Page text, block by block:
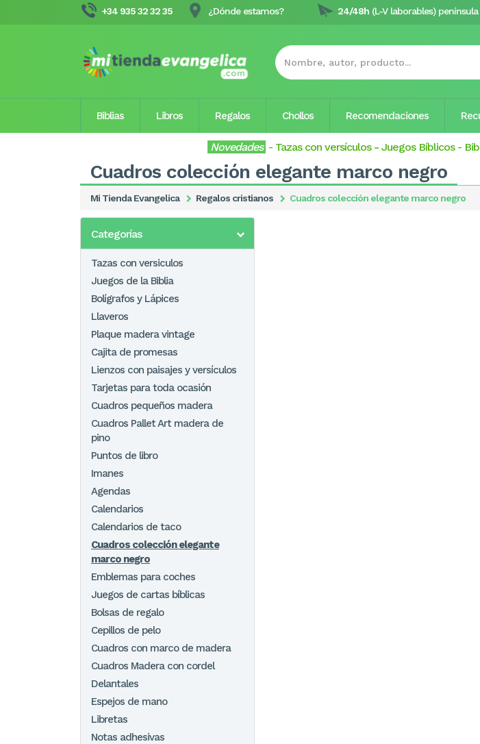
+34 935 32 32 35 ¿Dónde estamos? 24/48h (L-V laborables) península
Biblias Libros Regalos Chollos Recomendaciones
Novedades - Tazas con versículos- Juegos Bíblicos-
Cuadros colección elegante marco negro
Mi Tienda Evangelica Regalos cristianos Cuadros colección elegante marco negro
Categorías
Tazas con versiculos
Juegos de la Biblia
Bolígrafos y Lápices
Llaveros
Plaque madera vintage
Cajita de promesas
Lienzos con paisajes y versículos
Tarjetas para toda ocasión
Cuadros pequeños madera
Cuadros Pallet Art madera de
pino
Puntos de libro
Imanes
Agendas
Calendarios
Calendarios de taco
Cuadros colección elegante
marco negro
Emblemas para coches
Juegos de cartas bíblicas
Bolsas de regalo
Cepillos de pelo
Cuadros con marco de madera
Cuadros Madera con cordel
Delantales
Espejos de mano
Libretas
Notas adhesivas